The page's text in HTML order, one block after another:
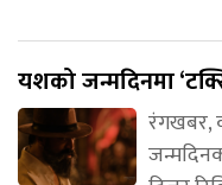
यशको जन्मदिनमा
रंगखबर,